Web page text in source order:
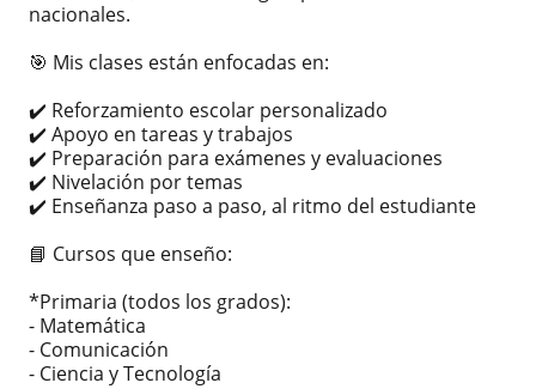
nacionales.
🎯 Mis clases están enfocadas en:
✔️ Reforzamiento escolar personalizado
✔️ Apoyo en tareas y trabajos
✔️ Preparación para exámenes y evaluaciones
✔️ Nivelación por temas
✔️ Enseñanza paso a paso, al ritmo del estudiante
📘 Cursos que enseño:
*Primaria (todos los grados):
- Matemática
- Comunicación
- Ciencia y Tecnología